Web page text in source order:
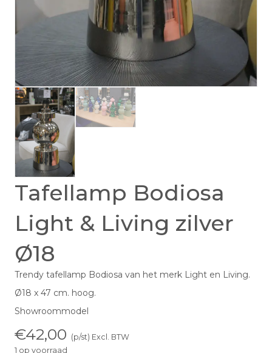
Tafellamp Bodiosa
Light & Living zilver
Ø18
Trendy tafellamp Bodiosa van het merk Light en Living.
Ø18 x 47 cm. hoog.
Showroommodel
€42,00 (p/st) Excl. BTW
1 op voorraad